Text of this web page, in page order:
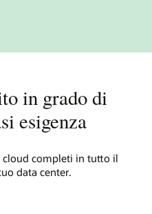
in grado di
esigenza
cloud completi in tutto il
data center.